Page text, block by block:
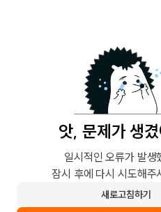
앗, 문제가 생
일시적인 오류가 발생
잠시 후에 다시 시도해주
새로고침하기